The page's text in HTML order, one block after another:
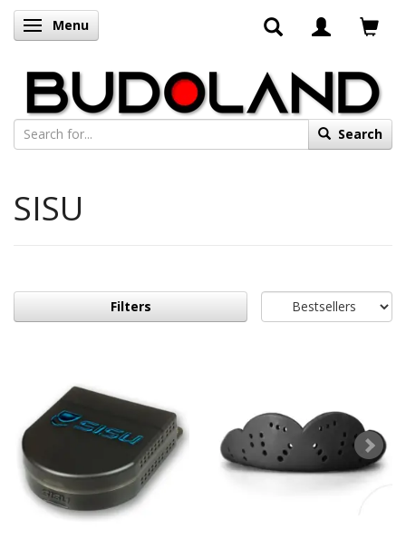
Toggle navigation
Menu
Search
SISU
Filters